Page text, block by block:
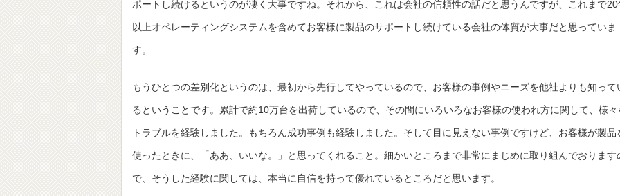
ポートし続けるというのが凄く大事ですね。それから、これは会社の信頼性の話だと思うんですが、これまで20
以上オペレーティングシステムを含めてお客様に製品のサポートし続けている会社の体質が大事だと思っていま
す。
もうひとつの差別化というのは、最初から先行してやっているので、お客様の事例やニーズを他社よりも知って
るということです。累計で約10万台を出荷しているので、その間にいろいろなお客様の使われ方に関して、様々
トラブルを経験しました。もちろん成功事例も経験しました。そして目に見えない事例ですけど、お客様が製品
使ったときに、「ああ、いいな。」と思ってくれること。細かいところまで非常にまじめに取り組んでおります
で、そうした経験に関しては、本当に自信を持って優れているところだと思います。